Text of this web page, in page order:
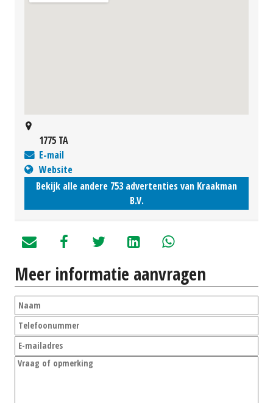
1775 TA
E-mail
Website
Bekijk alle andere 753 advertenties van Kraakman
B.V.
Meer informatie aanvragen